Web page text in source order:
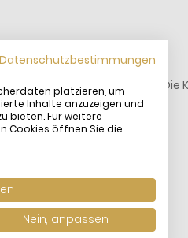
Schutzengel immer bei Dir.
Datenschutzbestimmungen
platzieren, um
Inhalte anzuzeigen und
bieten. Für weitere
Cookies öffnen Sie die
Nein, anpassen